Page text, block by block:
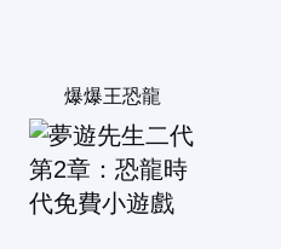
爆爆王恐龍